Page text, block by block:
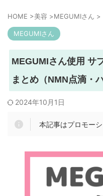
HOME >美容 >MEGUMIさん >
MEGUMIさん
MEGUMIさん使用 サ
まとめ（NMN点滴・
2024年10月1日
本記事はプロモー